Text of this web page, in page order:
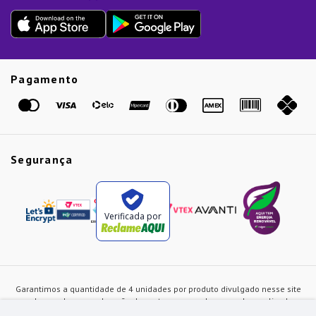
Dia dos Pais
Presente de Natal
Pagamento
Segurança
Verificada por
Garantimos a quantidade de 4 unidades por produto divulgado nesse site
ou de acordo com a duração dos estoques, sendo as vendas realizadas